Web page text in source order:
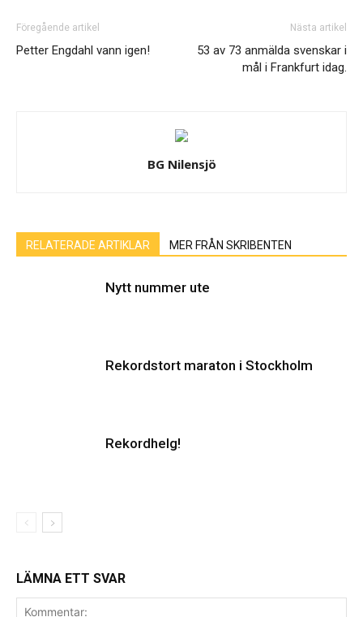
Föregående artikel
Petter Engdahl vann igen!
Nästa artikel
53 av 73 anmälda svenskar i
mål i Frankfurt idag.
BG Nilensjö
RELATERADE ARTIKLAR MER FRÅN SKRIBENTEN
Nytt nummer ute
Rekordstort maraton i Stockholm
Rekordhelg!
LÄMNA ETT SVAR